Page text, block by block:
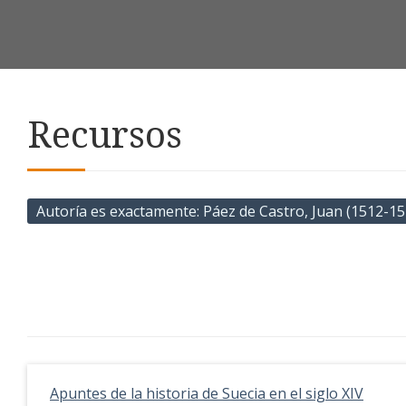
Recursos
Autoría es exactamente Páez de Castro, Juan (1512-
Apuntes de la historia de Suecia en el siglo XIV